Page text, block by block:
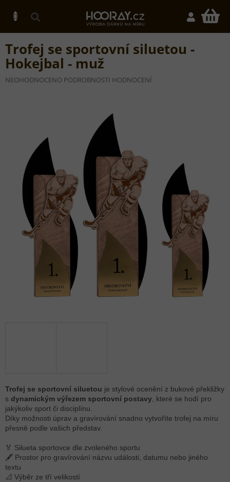
obsah
Trofej se sportovní siluetou -
Hokejbal - muž
PRŮMĚRNÉ
NEOHODNOCENO PODROBNOSTI HODNOCENÍ
Trofej se sportovní siluetou je stylové ocenění z bukové překližky
s dynamickým výřezem sportovní postavy, které se hodí pro
jakýkoliv sport či disciplínu.
Díky možnosti úprav a gravírování snadno vytvoříte trofej na míru
přesně podle vašich představ.
🏅 Silueta sportovce dle zvoleného sportu
🖋 Prostor pro gravírování názvu události, datumu nebo jiného
textu
📐 Výběr ze tří velikostí